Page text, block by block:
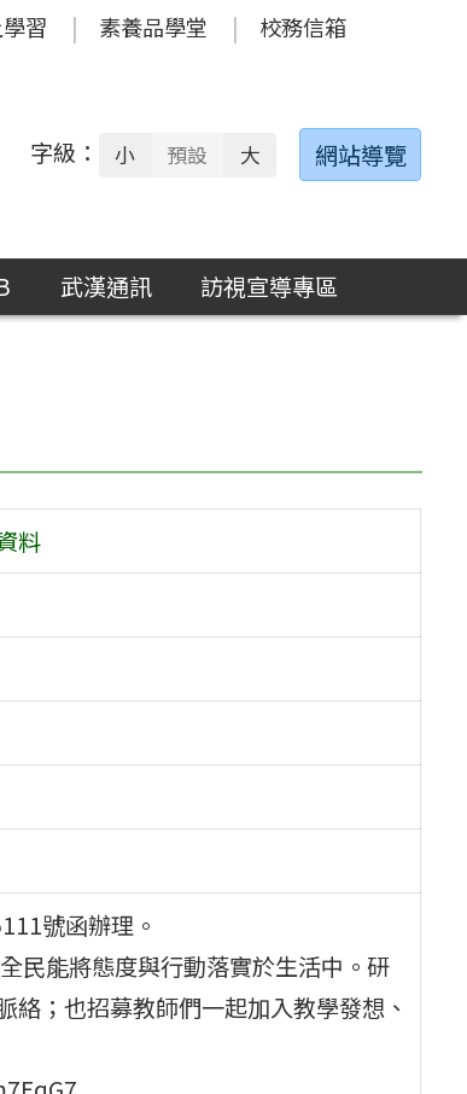
習 素養品學堂 校務信箱
字級： 小 預設 大 網站導覽
武漢通訊
訪視宣導專區
料
號函辦理。
民能將態度與行動落實於生活中。研
；也招募教師們一起加入教學發想、